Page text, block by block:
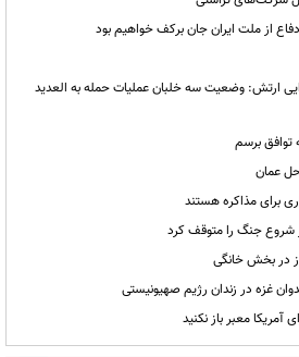
از ملت ایران جان برکف خواهیم بود
ارتش: وضعیت سه خلبان عملیات حمله به العدید
توافق برسم
عمان
برای مذاکره هستند
شروع جنگ را متوقف کرد
در بخش خانگی
غزه در زندان رژیم صهیونیستی
آمریکا معبر باز نکنید